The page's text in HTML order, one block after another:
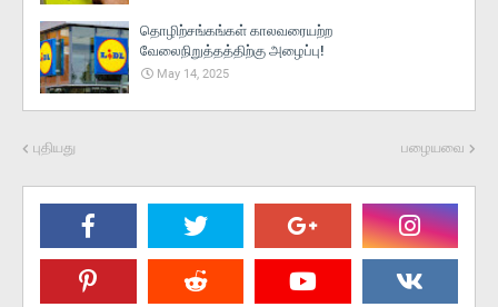
தொழிற்சங்கங்கள் காலவரையற்ற
வேலைநிறுத்தத்திற்கு அழைப்பு!
May 14, 2025
புதியது பழையவை